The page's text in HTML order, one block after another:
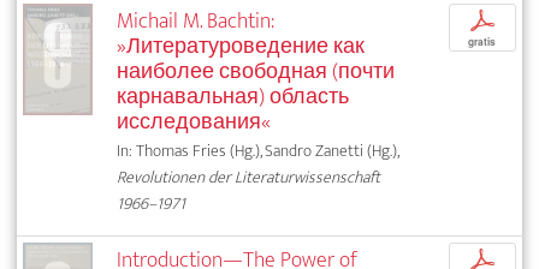
Michail M. Bachtin:
»Литературоведение как
наиболее свободная (почти
карнавальная) область
исследования«
In: Thomas Fries (Hg.), Sandro Zanetti (Hg.),
Revolutionen der Literaturwissenschaft
1966–1971
p
gratis
Introduction—The Power of p